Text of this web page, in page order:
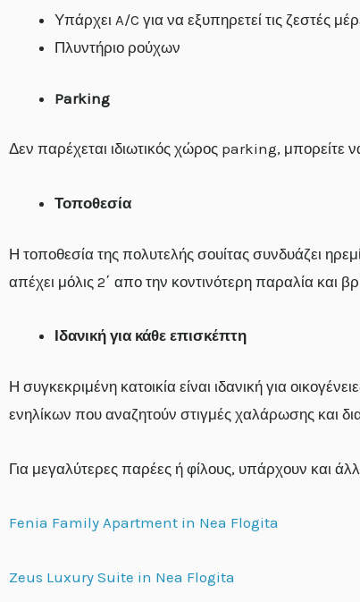
Υπάρχει A/C για να εξυπηρετεί τις ζεστές
Πλυντήριο ρούχων
Parking
Δεν παρέχεται ιδιωτικός χώρος parking, μπορείτε
Τοποθεσία
Η τοποθεσία της πολυτελής σουίτας συνδυάζει
απέχει μόλις 2΄ απο την κοντινότερη παραλία και
Ιδανική για κάθε επισκέπτη
Η συγκεκριμένη κατοικία είναι ιδανική για
ενηλίκων που αναζητούν στιγμές χαλάρωσης και
Για μεγαλύτερες παρέες ή φίλους, υπάρχουν και
Fenia Family Apartment in Nea Flogita
Zeus Luxury Suite in Nea Flogita